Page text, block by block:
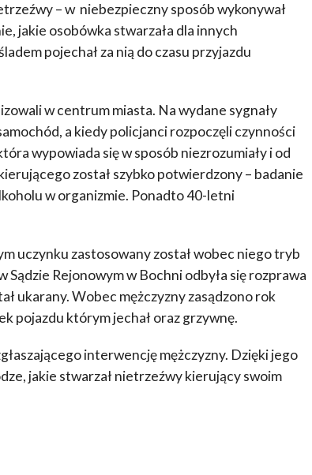
– w niebezpieczny sposób wykonywał
jakie osobówka stwarzała dla innych
pojechał za nią do czasu przyjazdu
w centrum miasta. Na wydane sygnały
a kiedy policjanci rozpoczęli czynności
wypowiada się w sposób niezrozumiały i od
został szybko potwierdzony – badanie
w organizmie. Ponadto 40-letni
uczynku zastosowany został wobec niego tryb
Rejonowym w Bochni odbyła się rozprawa
ukarany. Wobec mężczyzny zasądzono rok
pojazdu którym jechał oraz grzywnę.
interwencję mężczyzny. Dzięki jego
jakie stwarzał nietrzeźwy kierujący swoim